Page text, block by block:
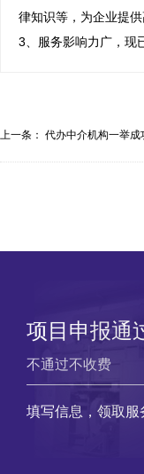
律知识等，为企业提
3、服务影响力广，现
上一条： 代办中介机构一举
项目申报通
不通过不收费
填写信息，领取服